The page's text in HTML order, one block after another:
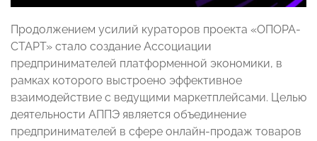
Продолжением усилий кураторов проекта «ОПОРА-
СТАРТ» стало создание Ассоциации
предпринимателей платформенной экономики, в
рамках которого выстроено эффективное
взаимодействие с ведущими маркетплейсами. Целью
деятельности АППЭ является объединение
предпринимателей в сфере онлайн-продаж товаров